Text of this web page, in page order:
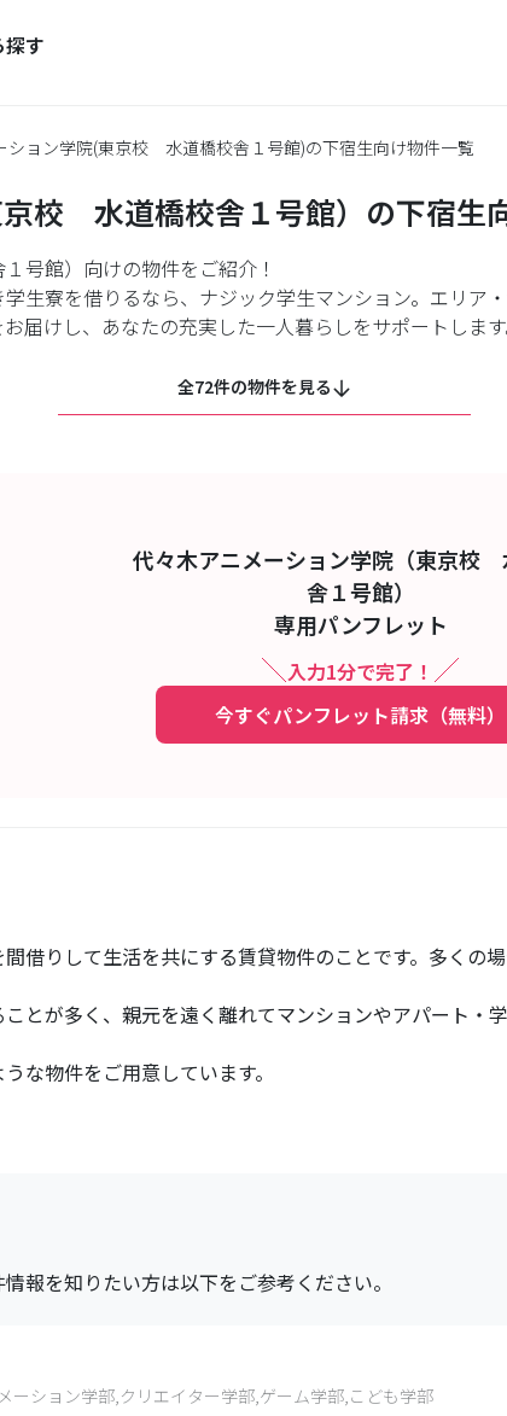
す
ション学院(東京校 水道橋校舎１号館)の下宿生向け物件一覧
校 水道橋校舎１号館）の下宿生
号館）向けの物件をご紹介！
生寮を借りるなら、ナジック学生マンション。エリア
届けし、あなたの充実した一人暮らしをサポートします
全72件の物件を見る
代々木アニメーション学院（東京校
舎１号館）
専用パンフレット
入力1分で完了！
今すぐパンフレット請求（無料）
借りして生活を共にする賃貸物件のことです。多くの
とが多く、親元を遠く離れてマンションやアパート・
な物件をご用意しています。
報を知りたい方は以下をご参考ください。
ション学部,クリエイター学部,ゲーム学部,こども学部